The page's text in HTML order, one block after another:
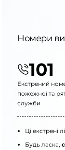
Номери
101
Екстрений
пожежної та
служби
Ці екстрені
Будь ласка,